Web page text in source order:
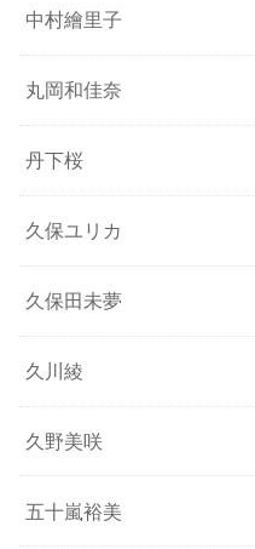
中村繪里子
丸岡和佳奈
丹下桜
久保ユリカ
久保田未夢
久川綾
久野美咲
五十嵐裕美